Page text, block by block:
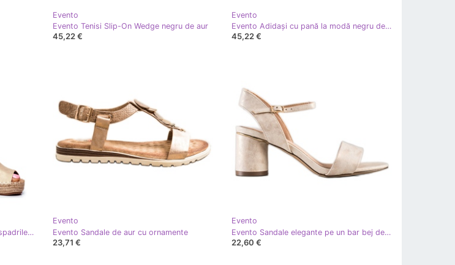
Evento
Evento Tenisi Slip-On Wedge negru de aur
45,22 €
Evento
Evento Adidași cu pană la modă negru de aur
45,22 €
Evento Sandale pentru femei pe espadrile cu pană de aur
Evento
Evento Sandale de aur cu ornamente
23,71 €
Evento
Evento Sandale elegante pe un bar bej de aur
22,60 €